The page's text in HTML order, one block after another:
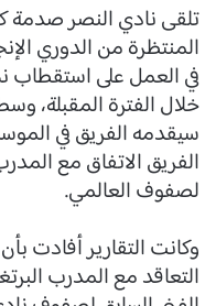
تلقى نادي النصر صدمة
المنتظرة من الدوري
في العمل على
خلال الفترة المقبلة،
سيقدمه الفريق في
الفريق الاتفاق مع
لصفوف العالمي.
وكانت التقارير أفادت بأن
التعاقد مع المدرب